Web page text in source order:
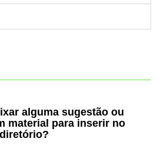
alguma sugestão ou
material para inserir no
diretório?